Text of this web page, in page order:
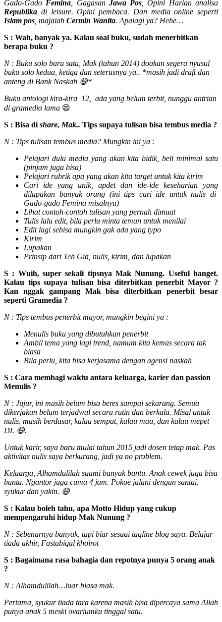
Gado-Gado Femina , Gagasan Jawa Pos , Opini Harian analisa
Republika di leisure. Opini pembaca. Dan media online seperti
Islam pos , majalah Cermin Wanita. Apalagi ya? Hehe…
S : Wah, banyak ya. Kalau soal buku, sudah menerbitkan
berapa buku ?
N : Buku solo baru satu, Mak (tahun 2014) doakan segera nyusul
buku solo kedua, ketiga dan seterusnya ya.. *masih jadi draft dan
anteng di Bank Naskah 😄*
Buku antologi kira-kira 12, ada yang belum terbit, nunggu antrian
di gramedia lama 😄
S : Bisa di share, Mak.. Tips supaya tulisan bisa tembus media ?
N : Tips tulisan tembus media? Mungkin ini ya :
Pelajari dulu media yang akan kita bidik, beli minimal satu
(pinjam juga bisa)
Pelajari rubrik apa yang akan kita target untuk kita kirim
Cari ide yang unik, apdet dan ide-ide keseharian yang
dilupakan banyak orang (ini tips cari ide untuk nulis di
Gado-gado Femina misalnya)
Lihat contoh-contoh tulisan yang pernah dimuat
Tulis lalu edit, bila perlu minta teman untuk menilai
Edit lagi sebisa mungkin gak ada yang typo
Kirim
Lupakan
Prinsip dari Teh Gia, nulis, kirim, dan lupakan
S : Wuih, super sekali tipsnya Mak Nunung. Useful banget.
Kalau tips supaya tulisan bisa diterbitkan penerbit Mayor ?
Kan nggak gampang Mak bisa diterbitkan penerbit besar
seperti Gramedia ?
N : Tips tembus penerbit mayor, mungkin begini ya :
Menulis buku yang dibutuhkan penerbit
Ambil tema yang lagi trend, namum kita kemas secara tak
biasa
Bila perlu, kita bisa kerjasama dengan agensi naskah
S : Cara membagi waktu antara keluarga, karier dan passion
Menulis ?
N : Jujur, ini masih belum bisa beres sampai sekarang. Semua
dikerjakan belum terjadwal secara rutin dan berkala. Misal untuk
nulis, masih berdasar, kalau sempat, kalau mau, dan kalau mepet
DL 😄.
Untuk karir, saya baru mulai tahun 2015 jadi dosen tetap mak. Pas
aktivitas nulis saya berkurang, jadi ya no problem.
Keluarga, Alhamdulilah suami banyak bantu. Anak cewek juga bisa
bantu. Ngantor juga cuma 4 jam. Pokoe jalani dengan santai,
syukur dan yakin. 😄
S : Kalau boleh tahu, apa Motto Hidup yang cukup
mempengaruhi hidup Mak Nunung ?
N : Sebenarnya banyak, tapi biar sesuai tagline blog saya. Belajar
tiada akhir, Fastabiqul khoirot
S : Bagaimana rasa bahagia dan repotnya punya 5 orang anak
?
N : Alhamdulilah…luar biasa mak.
Pertama, syukur tiada tara karena masih bisa dipercaya sama Allah
punya anak 5 meski ovariumku tinggal satu.